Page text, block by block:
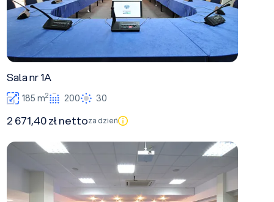
Sala nr 1A
185 m2 200 30
2 671,40 zł nettoza dzień
Sala nr 1B